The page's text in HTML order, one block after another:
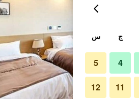
ج س
4
5
11
12